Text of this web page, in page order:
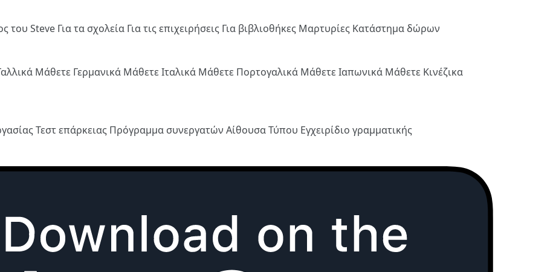
του Steve Για τα σχολεία Για τις επιχειρήσεις Για βιβλιοθήκες Μαρτυρίες Κατάστημα δώρων
Μάθετε Γερμανικά Μάθετε Ιταλικά Μάθετε Πορτογαλικά Μάθετε Ιαπωνικά Μάθετε Κινέζικα
Τεστ επάρκειας Πρόγραμμα συνεργατών Αίθουσα Τύπου Εγχειρίδιο γραμματικής